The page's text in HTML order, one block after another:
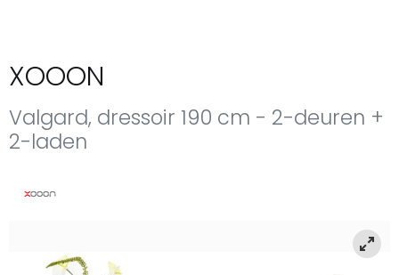
XOOON
Valgard, dressoir 190 cm - 2-deuren +
2-laden